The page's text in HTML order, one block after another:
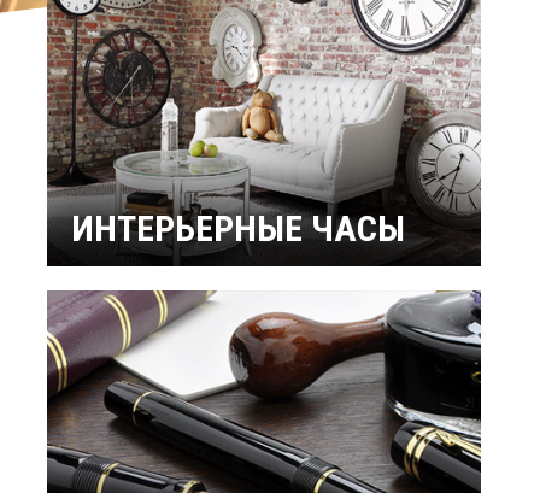
бриллиантами
Хронографы
ИНТЕРЬЕРНЫЕ ЧАСЫ
Будильники
Бренды